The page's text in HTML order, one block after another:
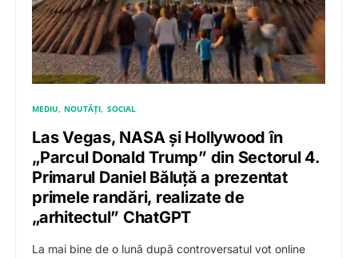
MEDIU NOUTĂȚI SOCIAL
Las Vegas, NASA și Hollywood în
„Parcul Donald Trump” din Sectorul 4.
Primarul Daniel Băluță a prezentat
primele randări, realizate de
„arhitectul” ChatGPT
La mai bine de o lună după controversatul vot online